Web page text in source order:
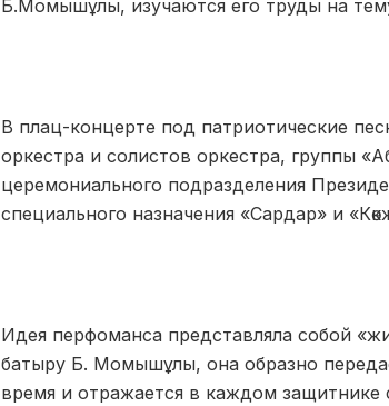
Б.Момышұлы, изучаются его труды на
В плац-концерте под патриотические
оркестра и солистов оркестра, группы
церемониального подразделения
специального назначения «Сардар» и
Идея перфоманса представляла собой
батыру Б. Момышұлы, она образно
время и отражается в каждом защитнике